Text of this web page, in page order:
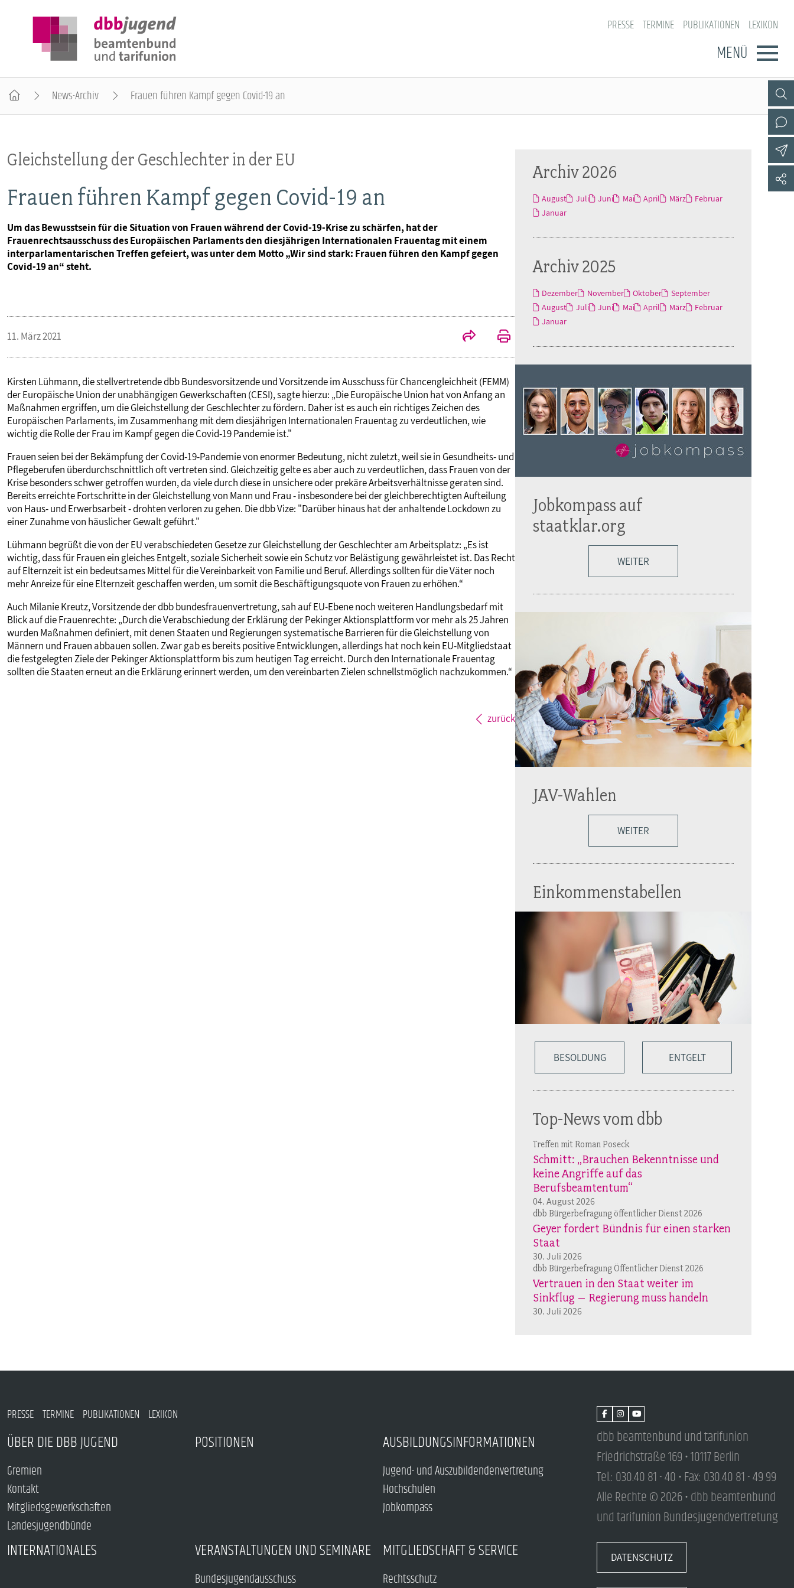
PRESSE TERMINE PUBLIKATIONEN LEXIKON
MENÜ
Kontakt
Mitgliedsgewerkschaften
POSITIONEN
AUSBILDUNGSINFORMATIONEN
Hochschulen
Jobkompass
INTERNATIONALES
Bundesjugendausschuss
Bundesjugendtag
Vorsorgewerk
Vorteilswelt
News-Archiv Frauen führen Kampf gegen Covid-19 an
Gleichstellung der Geschlechter in der EU
Frauen führen Kampf gegen Covid-19 an
Um das Bewusstsein für die Situation von Frauen während der Covid-19-Krise zu schärfen, hat der
Frauenrechtsausschuss des Europäischen Parlaments den diesjährigen Internationalen Frauentag mit einem
interparlamentarischen Treffen gefeiert, was unter dem Motto „Wir sind stark: Frauen führen den Kampf gegen
Covid-19 an“ steht.
11. März 2021
Kirsten Lühmann, die stellvertretende dbb Bundesvorsitzende und Vorsitzende im Ausschuss für Chancengleichheit (FEMM)
der Europäische Union der unabhängigen Gewerkschaften (CESI), sagte hierzu: „Die Europäische Union hat von Anfang an
Maßnahmen ergriffen, um die Gleichstellung der Geschlechter zu fördern. Daher ist es auch ein richtiges Zeichen des
Europäischen Parlaments, im Zusammenhang mit dem diesjährigen Internationalen Frauentag zu verdeutlichen, wie
wichtig die Rolle der Frau im Kampf gegen die Covid-19 Pandemie ist."
Frauen seien bei der Bekämpfung der Covid-19-Pandemie von enormer Bedeutung, nicht zuletzt, weil sie in Gesundheits- und
Pflegeberufen überdurchschnittlich oft vertreten sind. Gleichzeitig gelte es aber auch zu verdeutlichen, dass Frauen von der
Krise besonders schwer getroffen wurden, da viele durch diese in unsichere oder prekäre Arbeitsverhältnisse geraten sind.
Bereits erreichte Fortschritte in der Gleichstellung von Mann und Frau - insbesondere bei der gleichberechtigten Aufteilung
von Haus- und Erwerbsarbeit - drohten verloren zu gehen. Die dbb Vize: "Darüber hinaus hat der anhaltende Lockdown zu
einer Zunahme von häuslicher Gewalt geführt."
Lühmann begrüßt die von der EU verabschiedeten Gesetze zur Gleichstellung der Geschlechter am Arbeitsplatz: „Es ist
wichtig, dass für Frauen ein gleiches Entgelt, soziale Sicherheit sowie ein Schutz vor Belästigung gewährleistet ist. Das Recht
auf Elternzeit ist ein bedeutsames Mittel für die Vereinbarkeit von Familie und Beruf. Allerdings sollten für die Väter noch
mehr Anreize für eine Elternzeit geschaffen werden, um somit die Beschäftigungsquote von Frauen zu erhöhen.“
Auch Milanie Kreutz, Vorsitzende der dbb bundesfrauenvertretung, sah auf EU-Ebene noch weiteren Handlungsbedarf mit
Blick auf die Frauenrechte: „Durch die Verabschiedung der Erklärung der Pekinger Aktionsplattform vor mehr als 25 Jahren
wurden Maßnahmen definiert, mit denen Staaten und Regierungen systematische Barrieren für die Gleichstellung von
Männern und Frauen abbauen sollen. Zwar gab es bereits positive Entwicklungen, allerdings hat noch kein EU-Mitgliedstaat
die festgelegten Ziele der Pekinger Aktionsplattform bis zum heutigen Tag erreicht. Durch den Internationale Frauentag
sollten die Staaten erneut an die Erklärung erinnert werden, um den vereinbarten Zielen schnellstmöglich nachzukommen.“
zurück
Archiv 2026
August Juli Juni Mai April März
Februar
Januar
Archiv 2025
Dezember November Oktober
September
August
Juli Juni Mai April März
Februar
Januar
Jobkompass auf
staatklar.org
WEITER
JAV-Wahlen
WEITER
Einkommenstabellen
BESOLDUNG ENTGELT
Top-News vom dbb
Treffen mit Roman Poseck
Schmitt: „Brauchen Bekenntnisse und
keine Angriffe auf das
Berufsbeamtentum“
04. August 2026
dbb Bürgerbefragung öffentlicher Dienst 2026
Geyer fordert Bündnis für einen starken
Staat
30. Juli 2026
dbb Bürgerbefragung Öffentlicher Dienst 2026
Vertrauen in den Staat weiter im
Sinkflug – Regierung muss handeln
30. Juli 2026
PRESSE TERMINE PUBLIKATIONEN LEXIKON
ÜBER DIE DBB JUGEND
Gremien
Kontakt
Mitgliedsgewerkschaften
Landesjugendbünde
POSITIONEN AUSBILDUNGSINFORMATIONEN
Jugend- und Auszubildendenvertretung
Hochschulen
Jobkompass
INTERNATIONALES VERANSTALTUNGEN UND SEMINARE
Bundesjugendausschuss
MITGLIEDSCHAFT & SERVICE
Rechtsschutz
dbb beamtenbund und tarifunion
Friedrichstraße 169 • 10117 Berlin
Tel.: 030.40 81 - 40 • Fax: 030.40 81 - 49 99
Alle Rechte © 2026 • dbb beamtenbund
und tarifunion Bundesjugendvertretung
DATENSCHUTZ